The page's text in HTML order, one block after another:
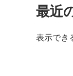
最近
表示でき